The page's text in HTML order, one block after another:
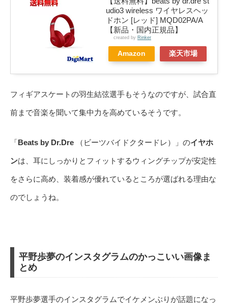
udio3 wireless ワイヤレスヘッ
ドホン [レッド] MQD02PA/A
【新品・国内正規品】
created by Rinker
Amazon 楽天市場
フィギアスケートの羽生結弦選手もそうなのですが、試合直
前まで音楽を聞いて集中力を高めているそうです。
「Beats by Dr.Dre （ビーツバイドクタードレ）」のイヤホ
ンは、耳にしっかりとフィットするウィングチップが安定性
をさらに高め、装着感が優れているところが選ばれる理由な
のでしょうね。
平野歩夢のインスタグラムのかっこいい画像ま
とめ
平野歩夢選手のインスタグラムでイケメンぶりが話題になっ